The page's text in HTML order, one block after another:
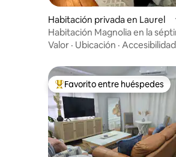
Habitación privada en Laurel
Habitación Magnolia en la
Valor · Ubicación · Accesibilidad
De los mejores en Favorito
Favorito entre huéspedes